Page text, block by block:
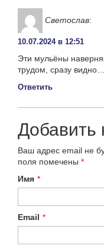
Светослав:
10.07.2024 в 12:51
Эти мульёны
трудом, сразу видно…
Ответить
Добавить
Ваш адрес email не
поля помечены *
Имя *
Email *